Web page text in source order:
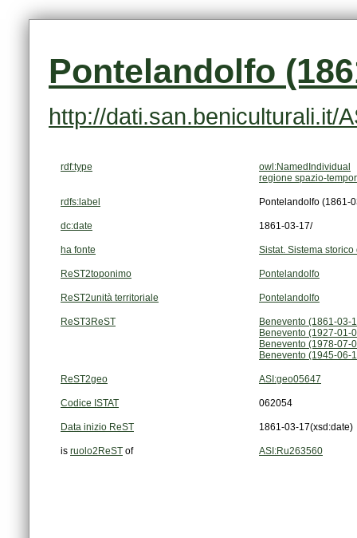
Pontelandolfo
http://dati.san.beniculturali.it/
rdf:type
owl:NamedIndividual
regione spazio-
rdfs:label Pontelandolfo (1861-
dc:date 1861-03-17/
ha fonte Sistat. Sistema
ReST2toponimo Pontelandolfo
ReST2unità territoriale Pontelandolfo
ReST3ReST
Benevento (1861-03-
Benevento (1927-01-
Benevento (1978-07-
Benevento (1945-06-
ReST2geo ASI:geo05647
Codice ISTAT 062054
Data inizio ReST 1861-03-17(xsd:date)
is ruolo2ReST of ASI:Ru263560